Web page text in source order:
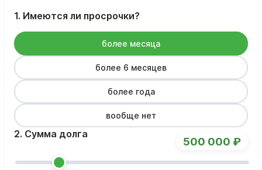
1. Имеются ли просрочки?
более месяца
более 6 месяцев
более года
вообще нет
2. Сумма долга
500 000 ₽